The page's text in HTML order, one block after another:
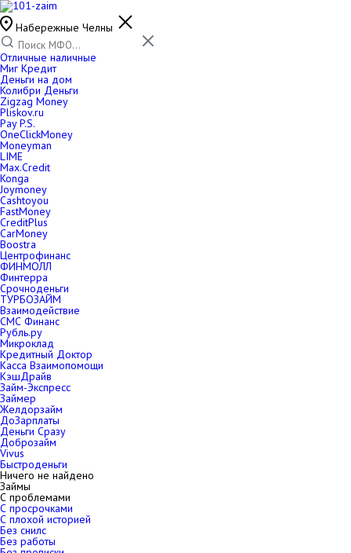
Набережные Челны
Отличные наличные
Миг Кредит
Деньги на дом
Колибри Деньги
Zigzag Money
Pliskov.ru
Pay P.S.
OneClickMoney
Moneyman
LIME
Max.Credit
Konga
Joymoney
Cashtoyou
FastMoney
CreditPlus
CarMoney
Boostra
Центрофинанс
ФИНМОЛЛ
Финтерра
Срочноденьги
ТУРБОЗАЙМ
Взаимодействие
СМС Финанс
Рубль.ру
Микроклад
Кредитный Доктор
Касса Взаимопомощи
КэшДрайв
Займ-Экспресс
Займер
Желдорзайм
ДоЗарплаты
Деньги Сразу
Доброзайм
Vivus
Быстроденьги
Ничего не найдено
Займы
С проблемами
С просрочками
С плохой историей
Без снилс
Без работы